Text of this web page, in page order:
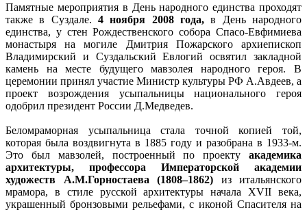
Памятные мероприятия в День народного единства проходят
также в Суздале. 4 ноября 2008 года, в День народного
единства, у стен Рождественского собора Спасо-Евфимиева
монастыря на могиле Дмитрия Пожарского архиепископ
Владимирский и Суздальский Евлогий освятил закладной
камень на месте будущего мавзолея народного героя. В
церемонии принял участие Министр культуры РФ А.Авдеев, а
проект возрождения усыпальницы национального героя
одобрил президент России Д.Медведев.
Беломраморная усыпальница стала точной копией той,
которая была воздвигнута в 1885 году и разобрана в 1933-м.
Это был мавзолей, построенный по проекту академика
архитектуры, профессора Императорской академии
художеств А.М.Горностаева (1808–1862) из итальянского
мрамора, в стиле русской архитектуры начала XVII века,
украшенный бронзовыми рельефами, с иконой Спасителя на